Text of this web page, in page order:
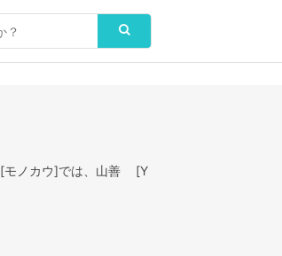
モノカウ]では、山善 [Y